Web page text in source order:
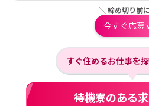
＼ 締め切り前
今すぐ応募
すぐ住めるお仕事を
待機寮のある